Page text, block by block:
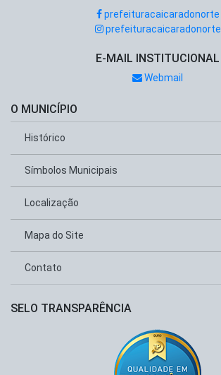
prefeituracaicaradonorte
prefeituracaicaradonorte
E-MAIL INSTITUCIONAL
Webmail
O MUNICÍPIO
Histórico
Símbolos Municipais
Localização
Mapa do Site
Contato
SELO TRANSPARÊNCIA